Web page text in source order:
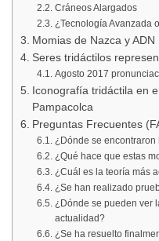
Cráneos Alargados
¿Tecnología Avanzada
Momias de Nazca y ADN
Seres tridáctilos
Agosto 2017
Iconografía tridáctila en
Pampacolca
Preguntas Frecuentes
¿Dónde se
¿Qué hace que estas
¿Cuál es la teoría más
¿Se han realizado
¿Dónde se pueden ver
actualidad?
¿Se ha resuelto